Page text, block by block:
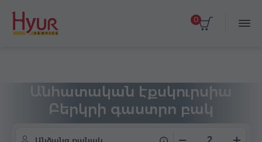
0
Անհատական էքսկուրսիա
Բերկրի գաստրո բակ